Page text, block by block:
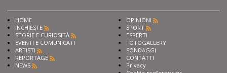
HOME
INCHIESTE
STORIE E CURIOSITÀ
EVENTI E COMUNICATI
ARTISTI
REPORTAGE
NEWS
OPINIONI
SPORT
ESPERTI
FOTOGALLERY
SONDAGGI
CONTATTI
Privacy